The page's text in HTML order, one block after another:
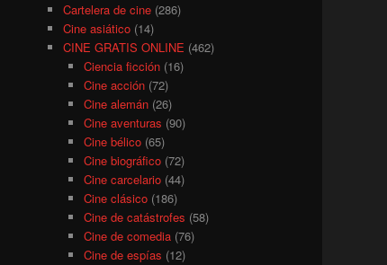
Cartelera de cine (286)
Cine asiático (14)
CINE GRATIS ONLINE (462)
Ciencia ficción(16)
Cine acción(72)
Cine alemán(26)
Cine aventuras (90)
Cine bélico(65)
Cine biográfico(72)
Cine carcelario(44)
Cine clásico(186)
Cine de catástrofes (58)
Cine de comedia(76)
Cine de espías (12)